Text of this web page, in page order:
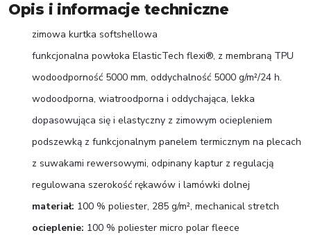
Opis i informacje techniczne
zimowa kurtka softshellowa
funkcjonalna powłoka ElasticTech flexi®, z membraną TPU
wodoodporność 5000 mm, oddychalność 5000 g/m²/24 h.
wodoodporna, wiatroodporna i oddychająca, lekka
dopasowująca się i elastyczny z zimowym ociepleniem
podszewką z funkcjonalnym panelem termicznym na plecach
z suwakami rewersowymi, odpinany kaptur z regulacją
regulowana szerokość rękawów i lamówki dolnej
materiał: 100 % poliester, 285 g/m², mechanical stretch
ocieplenie: 100 % poliester micro polar fleece